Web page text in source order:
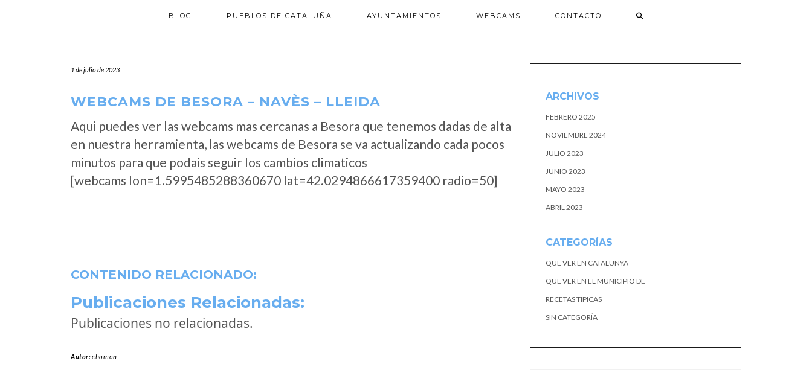
BLOG PUEBLOS DE CATALUÑA AYUNTAMIENTOS WEBCAMS CONTACTO
1 de julio de 2023
WEBCAMS DE BESORA – NAVÈS – LLEIDA
Aqui puedes ver las webcams mas cercanas a Besora que tenemos dadas de alta
en nuestra herramienta, las webcams de Besora se va actualizando cada pocos
minutos para que podais seguir los cambios climaticos
[webcams lon=1.5995485288360670 lat=42.0294866617359400 radio=50]
CONTENIDO RELACIONADO:
Publicaciones Relacionadas:
Publicaciones no relacionadas.
Autor:chomon
ARCHIVOS
FEBRERO 2025
NOVIEMBRE 2024
JULIO 2023
JUNIO 2023
MAYO 2023
ABRIL 2023
CATEGORÍAS
QUE VER EN CATALUNYA
QUE VER EN EL MUNICIPIO DE
RECETAS TIPICAS
SIN CATEGORÍA